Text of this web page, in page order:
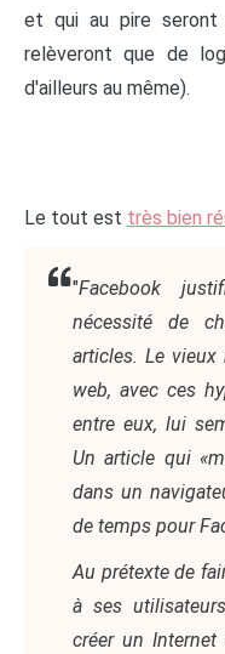
et qui au pire seront
relèveront que de
d'ailleurs au même).
Le tout est très bien
"Facebook
nécessité de
articles. Le
web, avec ces
entre eux, lui
Un article qui
dans un
de temps pour
Au prétexte de
à ses
créer un